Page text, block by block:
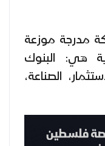
فلسطين 49 شركة مدرجة موزعة
هي: البنوك
الصناعة،